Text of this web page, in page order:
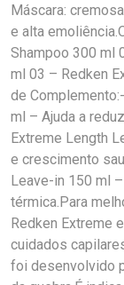
Máscara:
e alta
Shampoo 300 ml
ml 03 – Redken
de
ml – Ajuda a
Extreme Length
e crescimento
Leave-in 150 ml
térmica.Para
Redken Extreme
cuidados
foi desenvolvido